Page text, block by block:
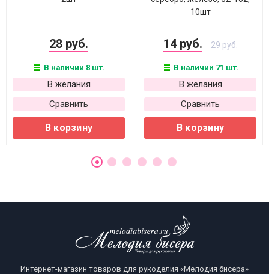
28 руб.
В наличии 8 шт.
В желания
Сравнить
В корзину
10шт
14 руб. 29 руб.
В наличии 71 шт.
В желания
Сравнить
В корзину
Интернет-магазин товаров для рукоделия «Мелодия бисера»